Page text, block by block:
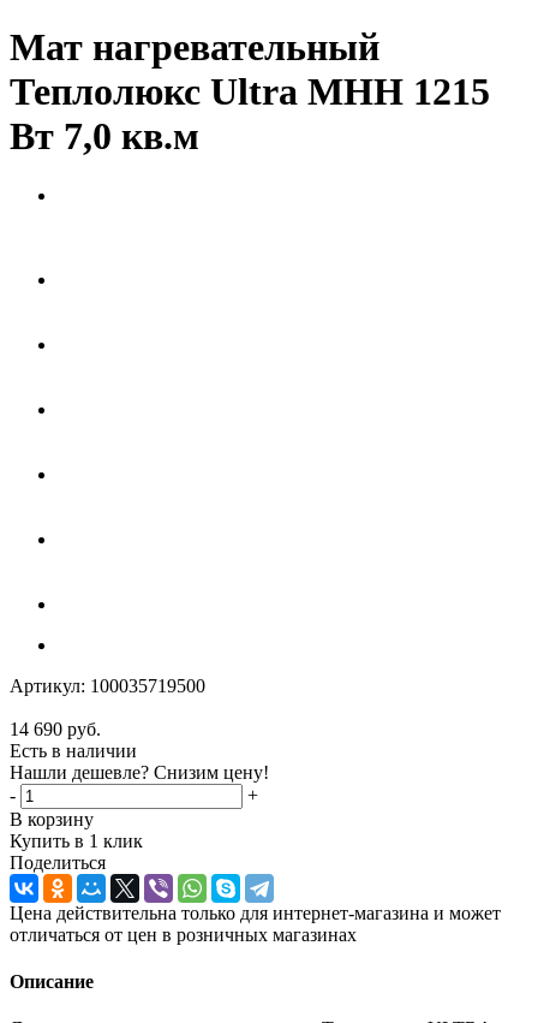
Мат нагревательный
Теплолюкс Ultra МНН 1215
Вт 7,0 кв.м
Артикул: 100035719500
14 690 руб.
Есть в наличии
Нашли дешевле? Снизим цену!
-
+
В корзину
Купить в 1 клик
Поделиться
Цена действительна только для интернет-магазина и может
отличаться от цен в розничных магазинах
Описание